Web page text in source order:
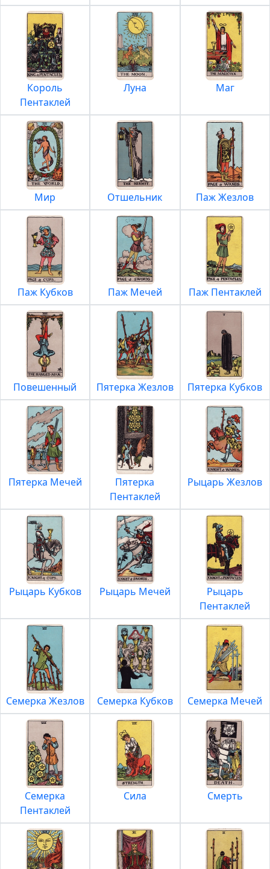
Король
Пентаклей
Луна Маг
Мир Отшельник Паж Жезлов
Паж Кубков Паж Мечей Паж Пентаклей
Повешенный Пятерка Жезлов Пятерка Кубков
Пятерка Мечей
Пятерка
Пентаклей
Рыцарь Жезлов
Рыцарь Кубков Рыцарь Мечей
Рыцарь
Пентаклей
Семерка Жезлов Семерка Кубков Семерка Мечей
Семерка
Пентаклей
Сила Смерть